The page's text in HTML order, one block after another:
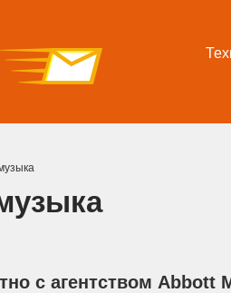
с агентством Abbott